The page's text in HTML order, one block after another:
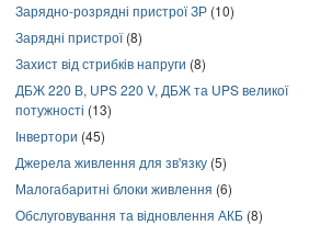
Зарядно-розрядні пристрої ЗР (10)
Зарядні пристрої(8)
Захист від стрибків напруги (8)
ДБЖ 220 В, UPS 220 V, ДБЖ та UPS великої
потужності (13)
Інвертори (45)
Джерела живлення для зв'язку (5)
Малогабаритні блоки живлення (6)
Обслуговування та відновлення АКБ (8)